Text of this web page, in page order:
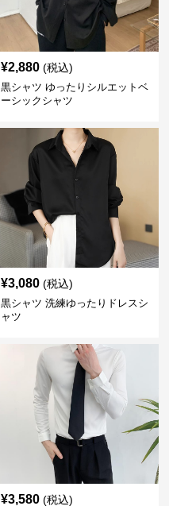
¥2,880 (税込)
黒シャツ ゆったりシルエットベ
ーシックシャツ
¥3,080 (税込)
黒シャツ 洗練ゆったりドレスシ
ャツ
¥3,580 (税込)